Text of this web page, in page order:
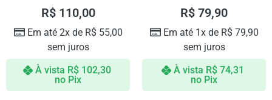
R$110,00
Em até 2x de R$ 55,00
sem juros
À vista R$102,30
no Pix
R$ 79,90
Em até 1x de R$ 79,90
sem juros
À vista R$ 74,31
no Pix